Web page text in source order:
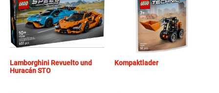
Lamborghini Revuelto und
Huracán STO
Kompaktlader